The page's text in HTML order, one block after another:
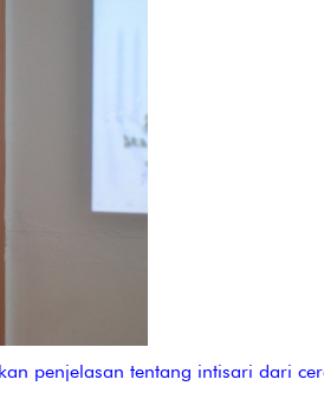
penjelasan tentang intisari dari